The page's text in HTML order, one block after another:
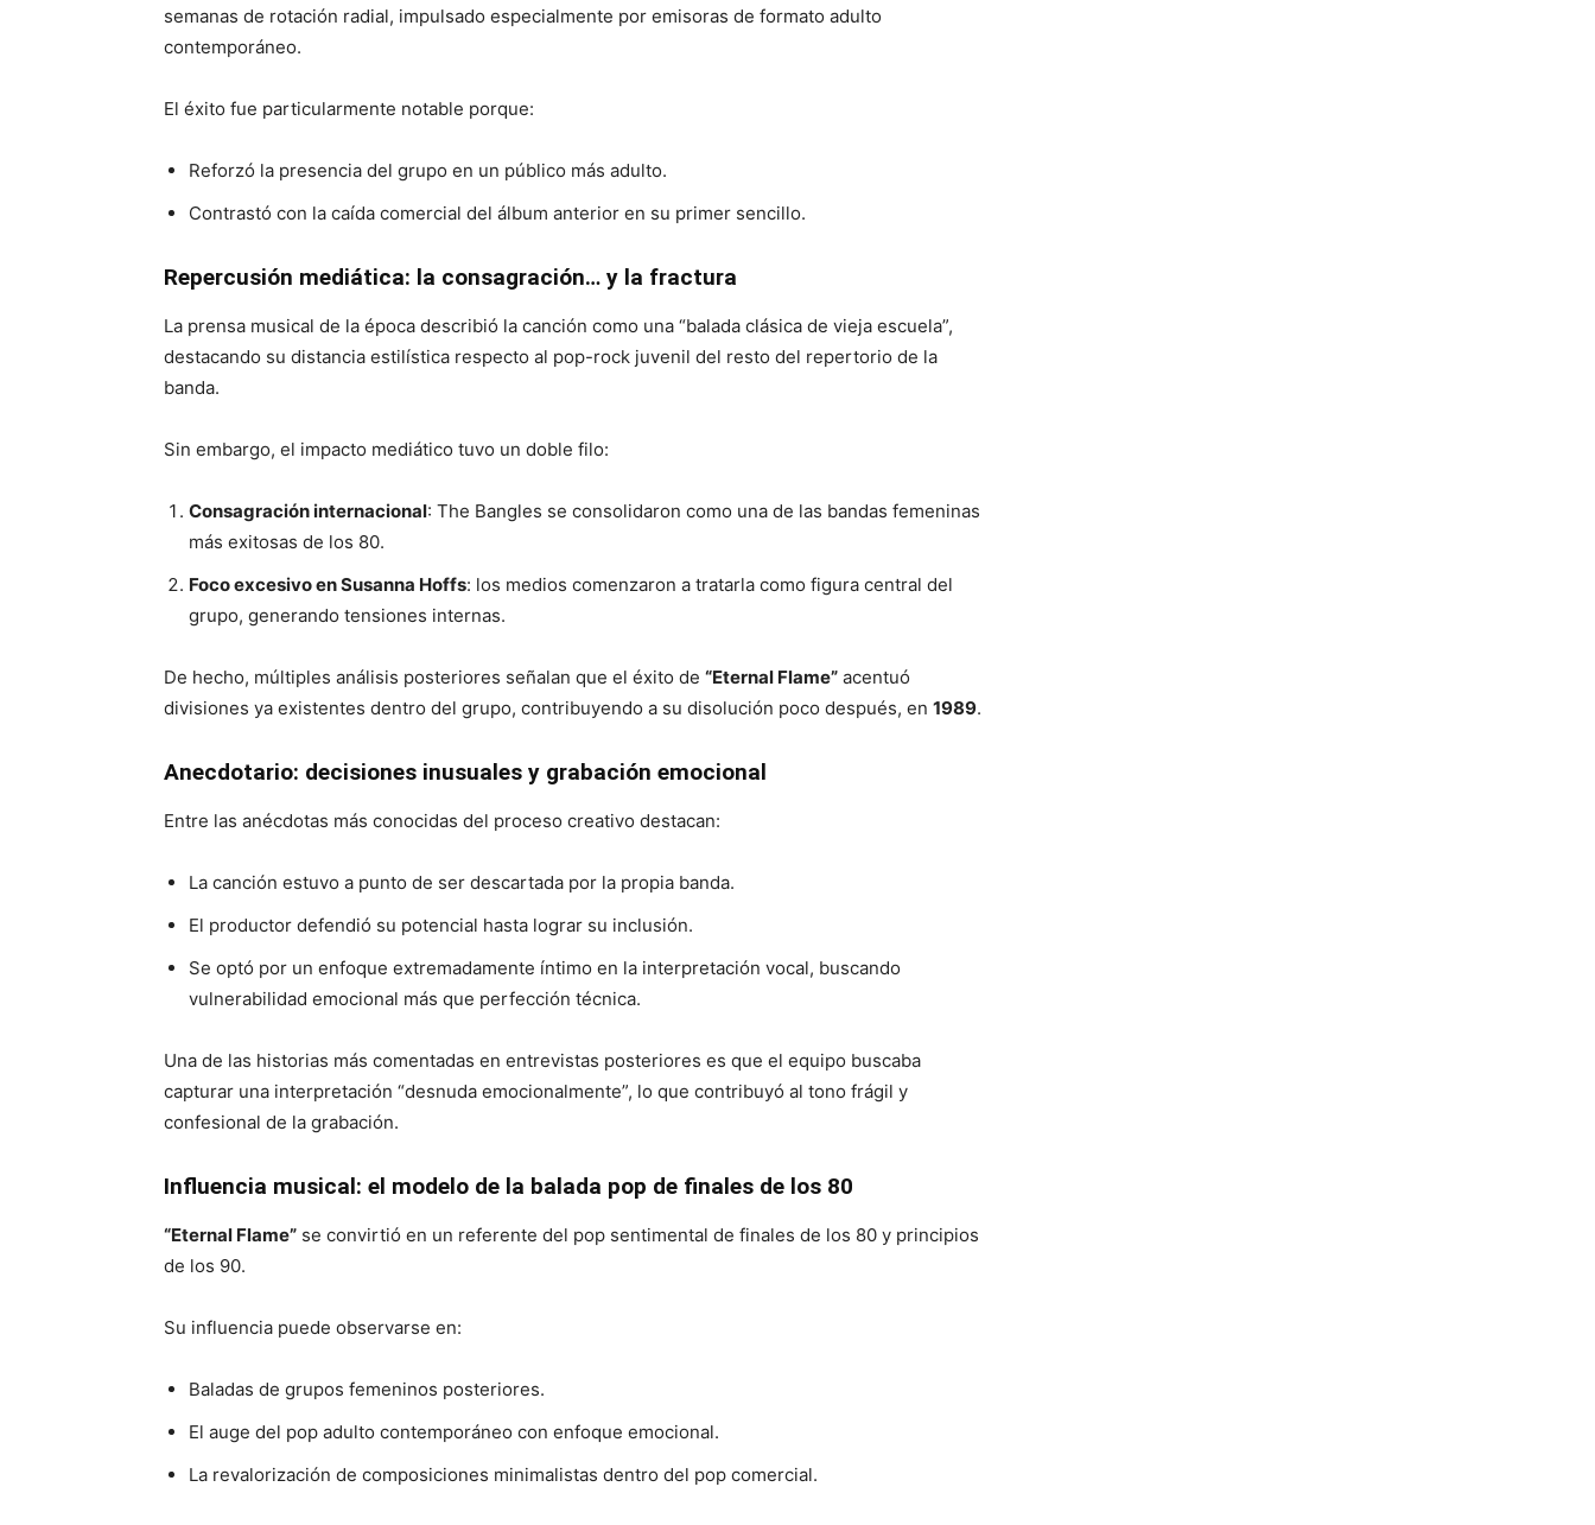
semanas de rotación radial, impulsado especialmente por emisoras de formato adulto
contemporáneo.
El éxito fue particularmente notable porque:
Reforzó la presencia del grupo en un público más adulto.
Contrastó con la caída comercial del álbum anterior en su primer sencillo.
Repercusión mediática: la consagración… y la fractura
La prensa musical de la época describió la canción como una “balada clásica de vieja escuela”,
destacando su distancia estilística respecto al pop-rock juvenil del resto del repertorio de la
banda.
Sin embargo, el impacto mediático tuvo un doble filo:
Consagración internacional: The Bangles se consolidaron como una de las bandas femeninas
más exitosas de los 80.
Foco excesivo en Susanna Hoffs: los medios comenzaron a tratarla como figura central del
grupo, generando tensiones internas.
De hecho, múltiples análisis posteriores señalan que el éxito de “Eternal Flame” acentuó
divisiones ya existentes dentro del grupo, contribuyendo a su disolución poco después, en 1989.
Anecdotario: decisiones inusuales y grabación emocional
Entre las anécdotas más conocidas del proceso creativo destacan:
La canción estuvo a punto de ser descartada por la propia banda.
El productor defendió su potencial hasta lograr su inclusión.
Se optó por un enfoque extremadamente íntimo en la interpretación vocal, buscando
vulnerabilidad emocional más que perfección técnica.
Una de las historias más comentadas en entrevistas posteriores es que el equipo buscaba
capturar una interpretación “desnuda emocionalmente”, lo que contribuyó al tono frágil y
confesional de la grabación.
Influencia musical: el modelo de la balada pop de finales de los 80
“Eternal Flame” se convirtió en un referente del pop sentimental de finales de los 80 y principios
de los 90.
Su influencia puede observarse en:
Baladas de grupos femeninos posteriores.
El auge del pop adulto contemporáneo con enfoque emocional.
La revalorización de composiciones minimalistas dentro del pop comercial.